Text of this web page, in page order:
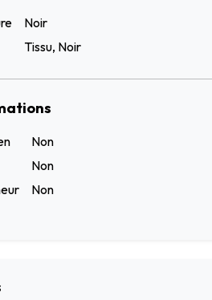
Noir
Tissu, Noir
Non
Non
Non